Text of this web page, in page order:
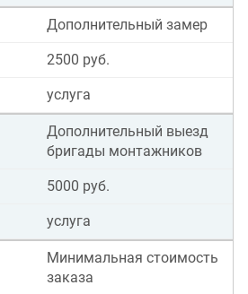
Дополнительный замер
2500 руб.
услуга
Дополнительный выезд
бригады монтажников
5000 руб.
услуга
Минимальная стоимость
заказа